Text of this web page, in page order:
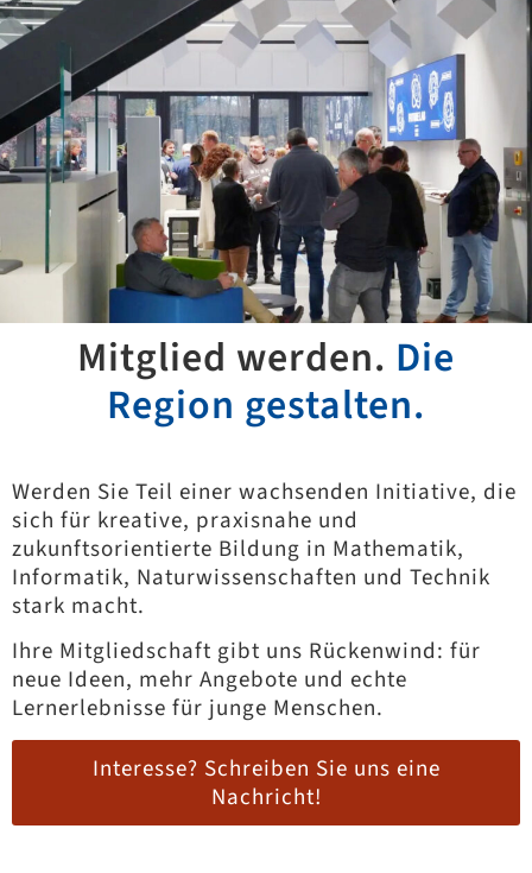
Mitglied werden. Die
Region gestalten.
Werden Sie Teil einer wachsenden Initiative, die
sich für kreative, praxisnahe und
zukunftsorientierte Bildung in Mathematik,
Informatik, Naturwissenschaften und Technik
stark macht.
Ihre Mitgliedschaft gibt uns Rückenwind: für
neue Ideen, mehr Angebote und echte
Lernerlebnisse für junge Menschen.
Interesse? Schreiben Sie uns eine
Nachricht!